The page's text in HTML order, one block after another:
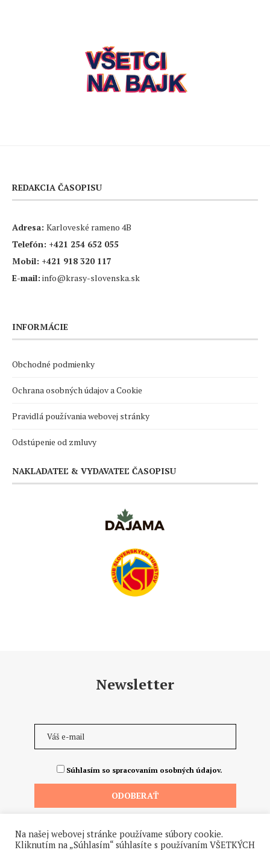
REDAKCIA ČASOPISU
Adresa: Karloveské rameno 4B
Telefón: +421 254 652 055
Mobil: +421 918 320 117
E-mail: info@krasy-slovenska.sk
INFORMÁCIE
Obchodné podmienky
Ochrana osobných údajov a Cookie
Pravidlá používania webovej stránky
Odstúpenie od zmluvy
NAKLADATEĽ & VYDAVATEĽ ČASOPISU
Newsletter
Súhlasím so spracovaním osobných údajov.
Na našej webovej stránke používame súbory cookie.
Kliknutím na „Súhlasím“ súhlasíte s používaním VŠETKÝCH